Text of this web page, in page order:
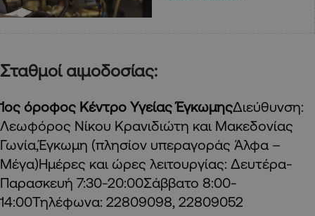
Σταθμοί αιμοδοσίας:
1ος όροφος Κέντρο Υγείας ΈγκωμηςΔιεύθυνση:
Λεωφόρος Νίκου Κρανιδιώτη και Μακεδονίας
Γωνία,Έγκωμη (πλησίον υπεραγοράς Άλφα –
Μέγα)Ημέρες και ώρες λειτουργίας: Δευτέρα-
Παρασκευή 7:30-20:00Σάββατο 8:00-
14:00Τηλέφωνα: 22809098, 22809052